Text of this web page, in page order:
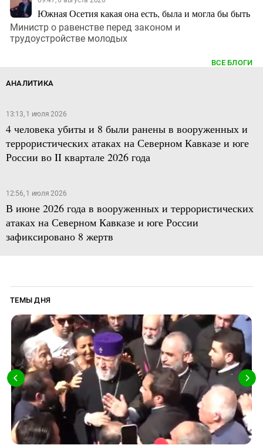
Южная Осетия какая она есть, была и могла бы быть
Министр о равенстве перед законом и
трудоустройстве молодых
ВСЕ БЛОГИ
АНАЛИТИКА
13:13, 1 июля 2026
4 человека убиты и 8 были ранены в вооруженных и
террористических атаках на Северном Кавказе и юге
России во II квартале 2026 года
12:56, 1 июля 2026
В июне 2026 года в вооруженных и террористических
атаках на Северном Кавказе и юге России
зафиксировано 8 жертв
ТЕМЫ ДНЯ